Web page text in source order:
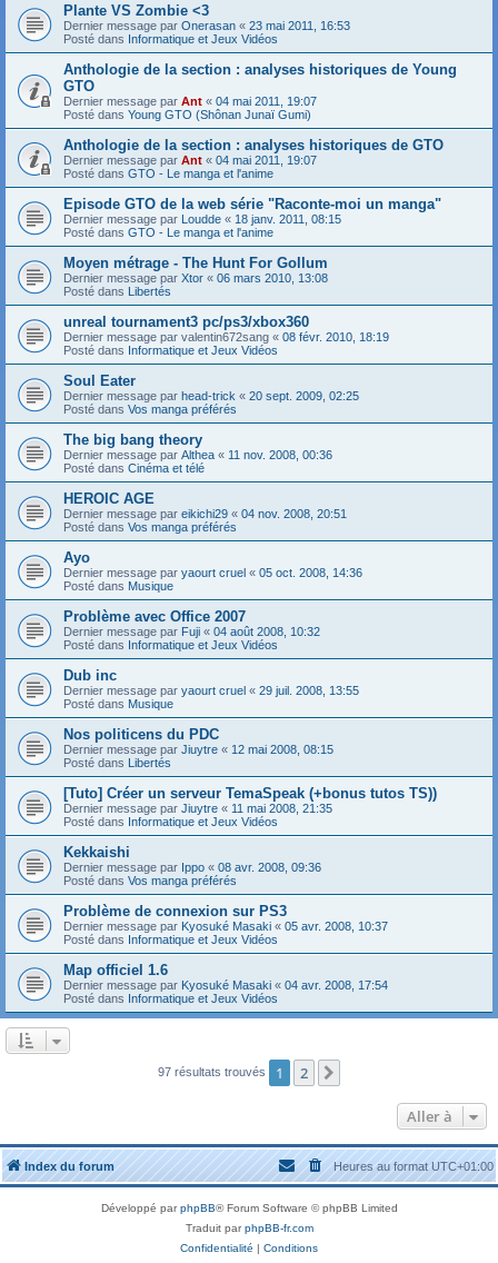
Plante VS Zombie <3
Dernier message par Onerasan « 23 mai 2011, 16:53
Posté dans Informatique et Jeux Vidéos
Anthologie de la section : analyses historiques de Young
GTO
Dernier message par Ant « 04 mai 2011, 19:07
Posté dans Young GTO (Shônan Junaï Gumi)
Anthologie de la section : analyses historiques de GTO
Dernier message par Ant « 04 mai 2011, 19:07
Posté dans GTO - Le manga et l'anime
Episode GTO de la web série "Raconte-moi un manga"
Dernier message par Loudde « 18 janv. 2011, 08:15
Posté dans GTO - Le manga et l'anime
Moyen métrage - The Hunt For Gollum
Dernier message par Xtor « 06 mars 2010, 13:08
Posté dans Libertés
unreal tournament3 pc/ps3/xbox360
Dernier message par valentin672sang « 08 févr. 2010, 18:19
Posté dans Informatique et Jeux Vidéos
Soul Eater
Dernier message par head-trick « 20 sept. 2009, 02:25
Posté dans Vos manga préférés
The big bang theory
Dernier message par Althea « 11 nov. 2008, 00:36
Posté dans Cinéma et télé
HEROIC AGE
Dernier message par eikichi29 « 04 nov. 2008, 20:51
Posté dans Vos manga préférés
Ayo
Dernier message par yaourt cruel « 05 oct. 2008, 14:36
Posté dans Musique
Problème avec Office 2007
Dernier message par Fuji « 04 août 2008, 10:32
Posté dans Informatique et Jeux Vidéos
Dub inc
Dernier message par yaourt cruel « 29 juil. 2008, 13:55
Posté dans Musique
Nos politicens du PDC
Dernier message par Jiuytre « 12 mai 2008, 08:15
Posté dans Libertés
[Tuto] Créer un serveur TemaSpeak (+bonus tutos TS))
Dernier message par Jiuytre « 11 mai 2008, 21:35
Posté dans Informatique et Jeux Vidéos
Kekkaishi
Dernier message par Ippo « 08 avr. 2008, 09:36
Posté dans Vos manga préférés
Problème de connexion sur PS3
Dernier message par Kyosuké Masaki « 05 avr. 2008, 10:37
Posté dans Informatique et Jeux Vidéos
Map officiel 1.6
Dernier message par Kyosuké Masaki « 04 avr. 2008, 17:54
Posté dans Informatique et Jeux Vidéos
97 résultats trouvés 1 2
Aller à
Index du forum Heures au formatUTC+01:00
Développé parphpBB® Forum Software © phpBB Limited
Traduit parphpBB-fr.com
Confidentialité | Conditions